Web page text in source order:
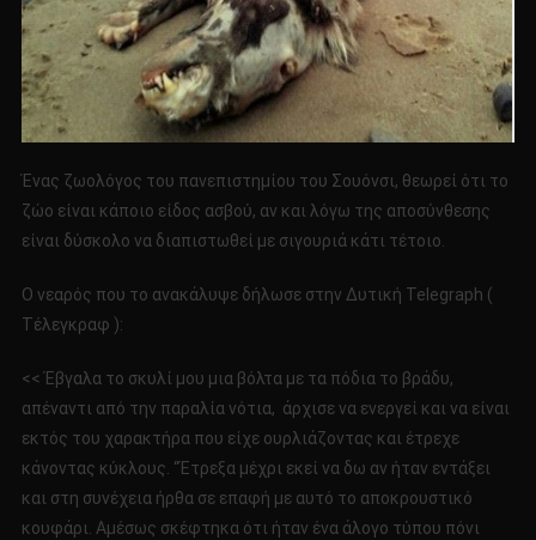
Ένας ζωολόγος του πανεπιστημίου του Σουόνσι, θεωρεί ότι το
ζώο είναι κάποιο είδος ασβού, αν και λόγω της αποσύνθεσης
είναι δύσκολο να διαπιστωθεί με σιγουριά κάτι τέτοιο.
Ο νεαρός που το ανακάλυψε δήλωσε στην Δυτική Telegraph (
Τέλεγκραφ ):
<< Έβγαλα το σκυλί μου μια βόλτα με τα πόδια το βράδυ,
απέναντι από την παραλία νότια, άρχισε να ενεργεί και να είναι
εκτός του χαρακτήρα που είχε ουρλιάζοντας και έτρεχε
κάνοντας κύκλους. “Έτρεξα μέχρι εκεί να δω αν ήταν εντάξει
και στη συνέχεια ήρθα σε επαφή με αυτό το αποκρουστικό
κουφάρι. Αμέσως σκέφτηκα ότι ήταν ένα άλογο τύπου πόνι